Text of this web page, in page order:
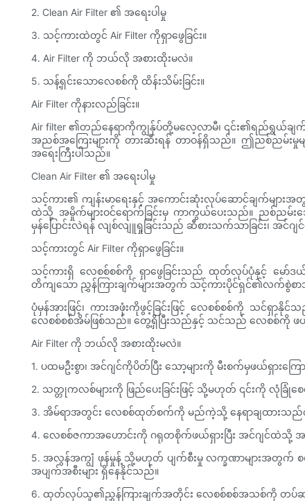
2. Clean Air Filter ၏ အရေးပါမှု
3. သင့်ကားထဲတွင် Air Filter ကိုရှာဖွေခြင်း။
4. Air Filter ကို ဘယ်လို အစားထိုးမလဲ။
5. သန့်ရှင်းသောလေစစ်ကို ထိန်းသိမ်းခြင်း။
Air Filter ကိုနားလည်ခြင်း။
Air filter ၏တည်နေရာကိုကျွန်ုပ်တို့မလေ့လာမီ၊ ၎င်း၏ရည်ရွယ်ချက်
အညစ်အကြေးများကို တားဆီးရန် တာဝန်ရှိသည်။ ဤညစ်ညမ်းမှုမ
အရေးကြီးပါသည်။
Clean Air Filter ၏ အရေးပါမှု
သင့်ကား၏ ကျန်းမာရေးနှင့် အကောင်းဆုံးလုပ်ဆောင်ချက်မျ
ထဲသို့ အမှိုက်များဝင်ရောက်ခြင်းမှ ကာကွယ်ပေးသည်။ ညစ်ညမ်း
မှန်ပြောင်းလဲရန် လျစ်လျူရှုခြင်းသည် ဆီစားသက်သာခြင်း၊ အင်ဂ
သင့်ကားတွင် Air Filter ကိုရှာဖွေခြင်း။
သင့်ကားရှိ လေစစ်စစ်ကို ရှာဖွေခြင်းသည် ထုတ်လုပ်ပုံနှင့် မော်ဒ
တိကျသော ညွှန်ကြားချက်များအတွက် သင့်ကားပိုင်ရှင်၏လက်စွဲစာ
ပုံမှန်အားဖြင့်၊ ကားအဖုံးကိုဖွင့်ခြင်းဖြင့် လေစစ်စစ်ကို သင်ရှာ
လေစစ်စစ်အိမ်ဖြစ်သည်။ တွေ့ရှိပြီးသည်နှင့် သင်သည် လေစစ်ကို ဖယ်ရှ
Air Filter ကို ဘယ်လို အစားထိုးမလဲ။
1. ပထမဦးစွာ၊ အင်ဂျင်ကိုပိတ်ပြီး သော့များကို မီးစက်မှဖယ်ရှားကြော
2. သတ္တုကလစ်များကို ဖြည်ပေးခြင်းဖြင့် သို့မဟုတ် ၎င်းကို လုံခြုံ
3. အိမ်ရာအတွင်း လေစစ်ထုတ်စက်ကို မည်ကဲ့သို့ နေရာချထားသည်
4. လေစစ်ဇကာအဟောင်းကို ဂရုတစိုက်ဖယ်ရှားပြီး အင်ဂျင်ထဲသို့ အည
5. အလွန်အကျွံ ဖုန်မှုန့် သို့မဟုတ် ပျက်စီးမှု လက္ခဏာများအတွက်
အပျက်အစီးများ ရှိနေနိုင်သည်။
6. ထုတ်လုပ်သူ၏ညွှန်ကြားချက်အတိုင်း လေစစ်စစ်အသစ်ကို တပ်ဆ